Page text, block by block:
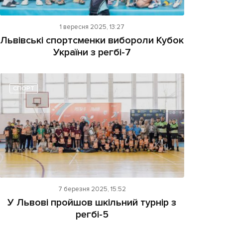
1 вересня 2025, 13:27
Львівські спортсменки вибороли Кубок
України з регбі-7
СПОРТ
7 березня 2025, 15:52
У Львові пройшов шкільний турнір з
регбі-5